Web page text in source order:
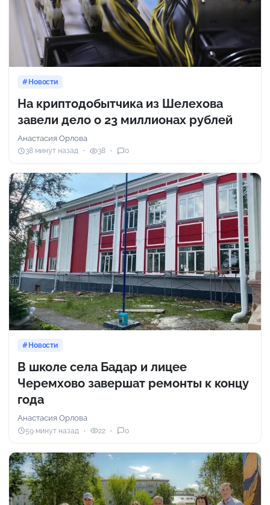
Новости
На криптодобытчика из Шелехова
завели дело о 23 миллионах рублей
Анастасия Орлова
38 минут назад 38 0
Новости
В школе села Бадар и лицее
Черемхово завершат ремонты к концу
года
Анастасия Орлова
59 минут назад 22 0